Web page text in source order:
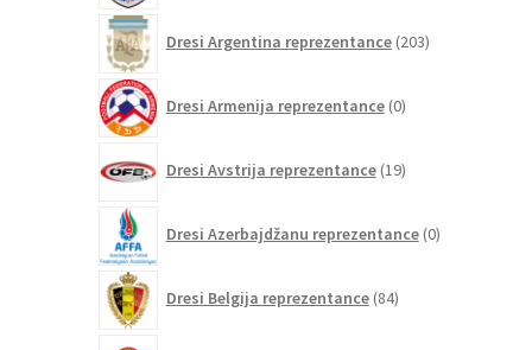
Dresi Argentina reprezentance 203izdelki
Dresi Armenija reprezentance 0izdelkov
Dresi Avstrija reprezentance 19izdelkov
Dresi Azerbajdžanu reprezentance 0izdelkov
Dresi Belgija reprezentance 84izdelkov